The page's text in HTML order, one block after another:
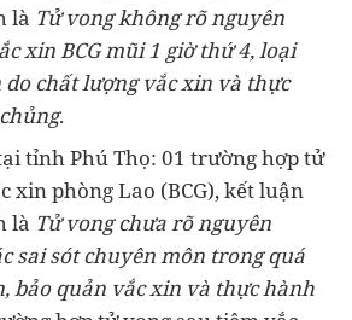
là Tử vong không rõ nguyên
xin BCG mũi 1 giờ thứ 4, loại
chất lượng vắc xin và thực
.
tỉnh Phú Thọ: 01 trường hợp tử
xin phòng Lao (BCG), kết luận
là Tử vong chưa rõ nguyên
sai sót chuyên môn trong quá
bảo quản vắc xin và thực hành